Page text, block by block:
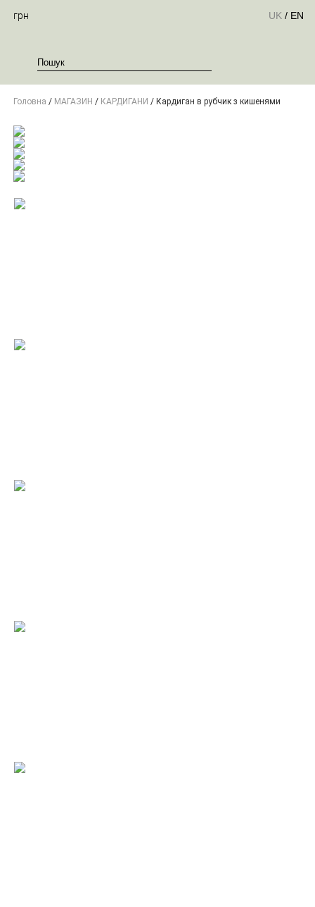
грн UK / EN
Головна / МАГАЗИН / КАРДИГАНИ / Кардиган в рубчик з кишенями